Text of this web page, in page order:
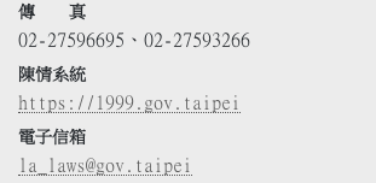
傳 真
02-27596695、02-27593266
陳情系統
https://1999.gov.taipei
電子信箱
la_laws@gov.taipei